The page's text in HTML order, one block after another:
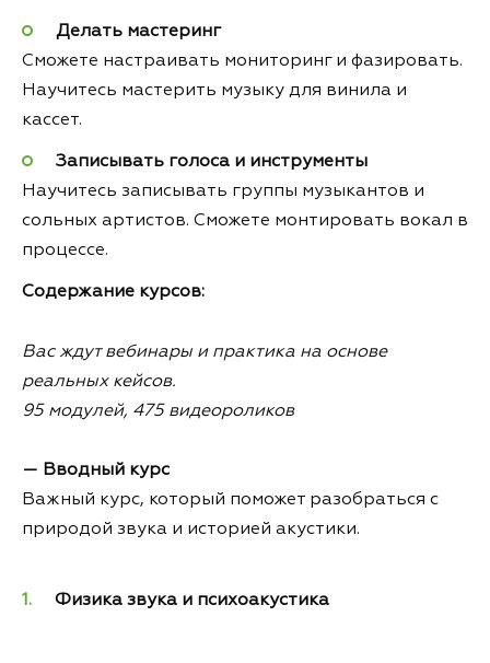
Делать мастеринг
Сможете настраивать мониторинг и фазировать.
Научитесь мастерить музыку для винила и
кассет.
Записывать голоса и инструменты
Научитесь записывать группы музыкантов и
сольных артистов. Сможете монтировать вокал в
процессе.
Содержание курсов:
Вас ждут вебинары и практика на основе
реальных кейсов.
95 модулей, 475 видеороликов
— Вводный курс
Важный курс, который поможет разобраться с
природой звука и историей акустики.
Физика звука и психоакустика